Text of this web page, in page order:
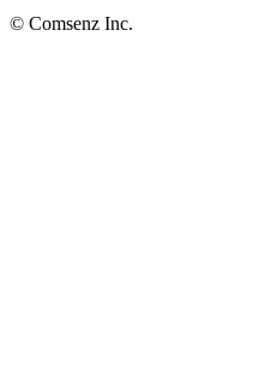
© Comsenz Inc.